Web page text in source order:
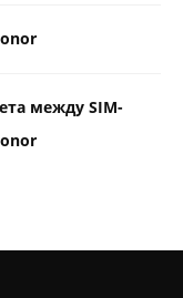
между SIM-